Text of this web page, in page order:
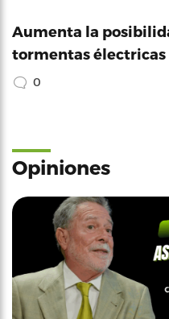
Aumenta la
tormentas électricas
0
Opiniones